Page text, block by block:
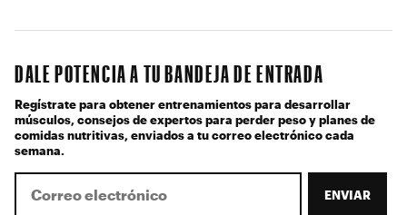
DALE POTENCIA A TU BANDEJA DE ENTRADA
Regístrate para obtener entrenamientos para desarrollar
músculos, consejos de expertos para perder peso y planes de
comidas nutritivas, enviados a tu correo electrónico cada
semana.
ENVIAR